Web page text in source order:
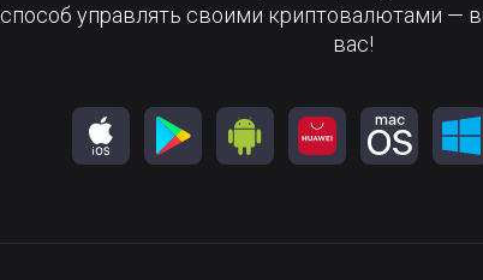
способ управлять своими криптовалютами —
вас!